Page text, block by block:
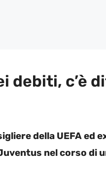
debiti, c’è
della UEFA ed
nel corso di